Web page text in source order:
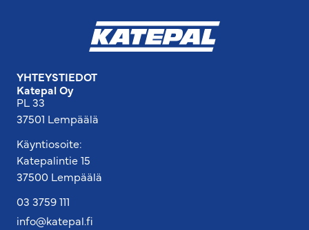
YHTEYSTIEDOT
Katepal Oy
PL 33
37501 Lempäälä
Käyntiosoite:
Katepalintie 15
37500 Lempäälä
03 3759 111
info@katepal.fi